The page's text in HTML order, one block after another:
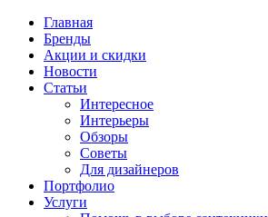
Главная
Бренды
Акции и скидки
Новости
Статьи
Интересное
Интерьеры
Обзоры
Советы
Для дизайнеров
Портфолио
Услуги